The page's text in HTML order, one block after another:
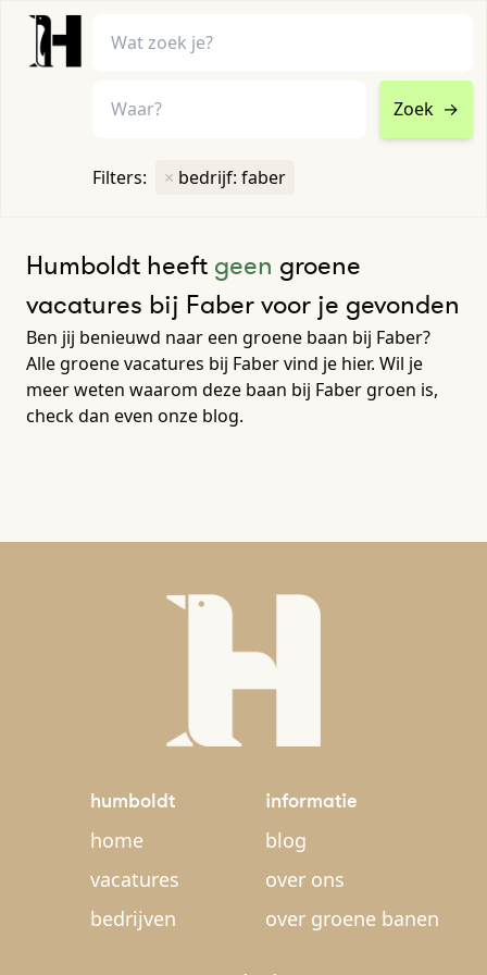
Zoek →
Filters: × bedrijf: faber
Humboldt heeft geen groene
vacatures bij Faber voor je gevonden
Ben jij benieuwd naar een groene baan bij Faber?
Alle groene vacatures bij Faber vind je hier. Wil je
meer weten waarom deze baan bij Faber groen is,
check dan even onze blog.
humboldt
home
vacatures
bedrijven
informatie
blog
over ons
over groene banen